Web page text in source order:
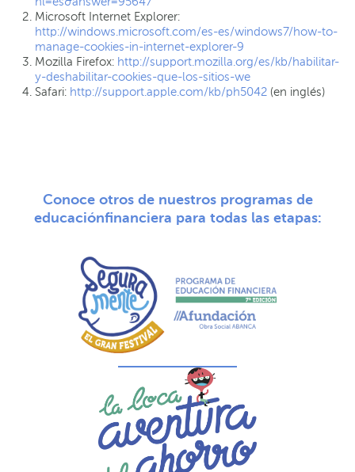
Microsoft Internet Explorer:
http://windows.microsoft.com/es-es/windows7/how-to-
manage-cookies-in-internet-explorer-9
Mozilla Firefox: http://support.mozilla.org/es/kb/habilitar-
y-deshabilitar-cookies-que-los-sitios-we
Safari: http://support.apple.com/kb/ph5042 (en inglés)
Conoce otros de nuestros programas de
educaciónfinanciera para todas las etapas: